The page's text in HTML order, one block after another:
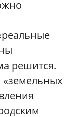
решится.